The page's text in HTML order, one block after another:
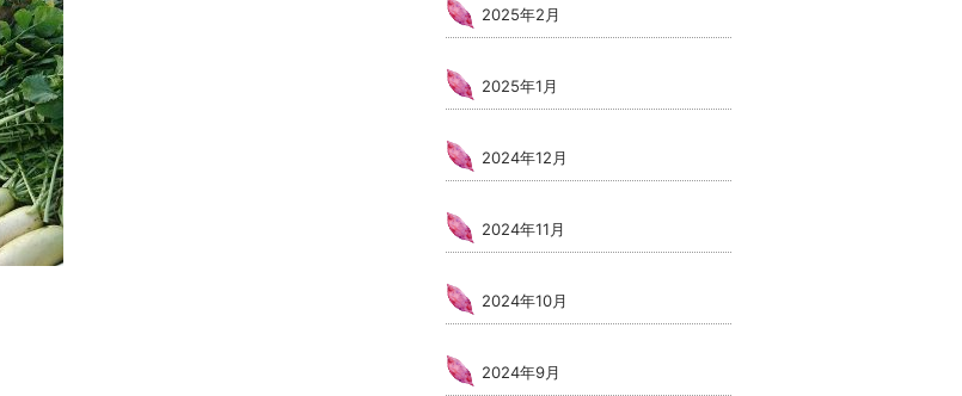
2025年2月
2025年1月
2024年12月
2024年11月
2024年10月
2024年9月